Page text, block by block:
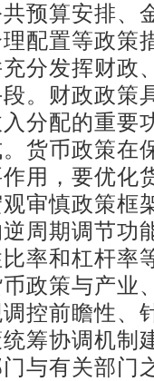
预算安排、
配置等政策
分发挥财政
。财政政策
分配的重要
货币政策在
用，要优化
审慎政策框
周期调节功
率和杠杆率
政策与产业
控前瞻性、
筹协调机制
与有关部门